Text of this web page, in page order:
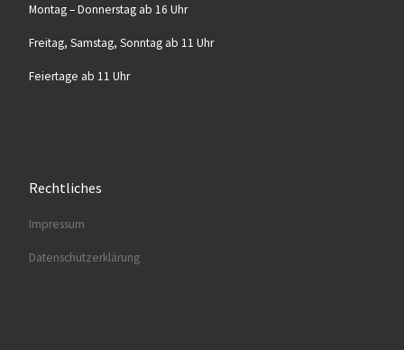
Mon­tag – Don­ners­tag ab 16 Uhr
Frei­tag, Sams­tag, Sonn­tag ab 11 Uhr
Fei­er­ta­ge ab 11 Uhr
Rechtliches
Impres­sum
Daten­schutz­er­klä­rung